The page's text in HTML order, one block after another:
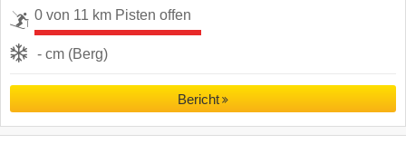
0 von 11 km Pisten offen
- cm (Berg)
Bericht